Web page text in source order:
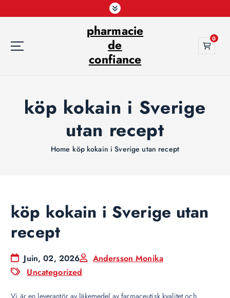
k
pharmacie
de
confiance
0
köp kokain i Sverige
utan recept
Home köp kokain i Sverige utan recept
köp kokain i Sverige utan
recept
Juin, 02, 2026
Andersson Monika
Uncategorized
Vi är en leverantör av läkemedel av farmaceutisk kvalitet och